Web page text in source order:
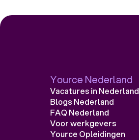
Yource Nederland
Vacatures in Nederland
Blogs Nederland
FAQ Nederland
Voor werkgevers
Yource Opleidingen